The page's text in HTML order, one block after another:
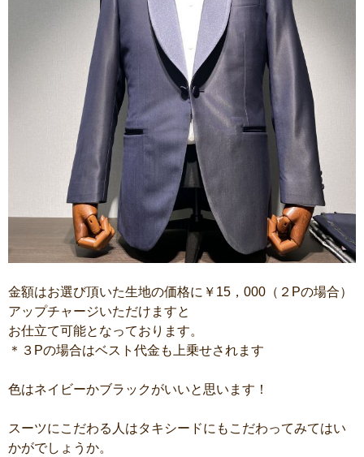
金額はお選び頂いた生地の価格に￥15，000（２Pの場合）
アップチャージいただけますと
お仕立て可能となっております。
＊３Pの場合はベスト代金も上乗せされます
色はネイビーかブラックがいいと思います！
スーツにこだわる人はタキシードにもこだわってみてはい
かがでしょうか。